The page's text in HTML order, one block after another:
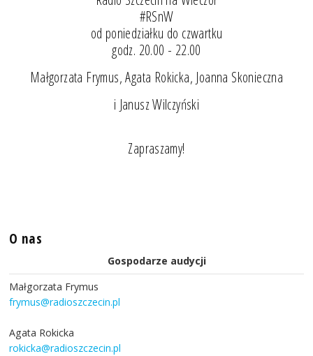
#RSnW
od poniedziałku do czwartku
godz. 20.00 - 22.00
Małgorzata Frymus, Agata Rokicka, Joanna Skonieczna
i Janusz Wilczyński
Zapraszamy!
O nas
Gospodarze audycji
Małgorzata Frymus
frymus@radioszczecin.pl
Agata Rokicka
rokicka@radioszczecin.pl